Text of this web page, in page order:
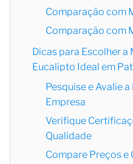
Comparação com
Comparação com
Dicas para Escolher a
Eucalipto Ideal em
Pesquise e Avalie
Empresa
Verifique
Qualidade
Compare Preços e